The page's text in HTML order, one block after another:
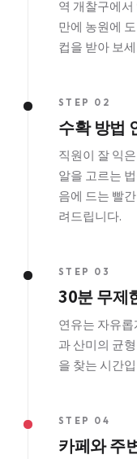
역 개찰구에
만에 농원에
컵을 받아 보
STEP 02
수확 방법
직원이 잘 익
알을 고르는
음에 드는 빨
려드립니다.
STEP 03
30분 무제
연유는 자유
과 산미의 균
을 찾는 시간
STEP 04
카페와 주